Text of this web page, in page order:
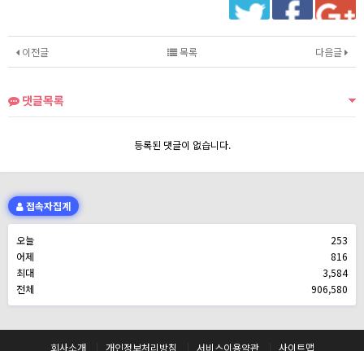
이전글 다음글
목록
댓글목록
등록된 댓글이 없습니다.
접속자집계
오늘
253
어제
816
최대
3,584
전체
906,580
회사소개 개인정보처리방침 서비스이용약관 사이트맵